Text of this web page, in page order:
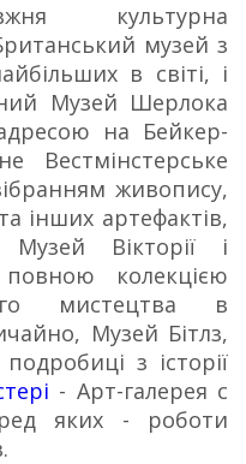
культурна
музей з
в світі, і
Музей Шерлока
на Бейкер-
живопису,
інших артефактів,
Вікторії і
колекцією
мистецтва в
Музей Бітлз,
з історії
- Арт-галерея c
яких - роботи